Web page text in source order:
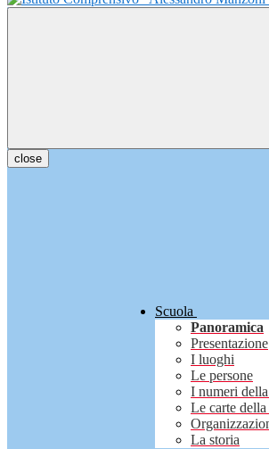
close
Scuola
Panoramica
Presentazione
I luoghi
Le persone
I numeri
Le carte della
La storia